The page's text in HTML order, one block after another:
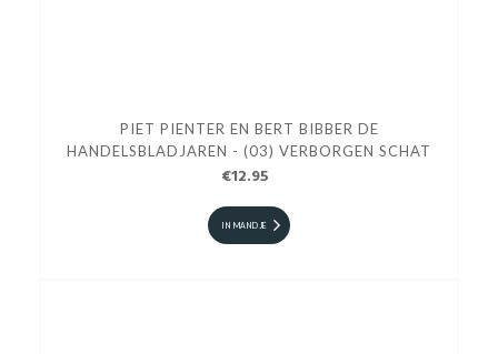
PIET PIENTER EN BERT BIBBER DE
HANDELSBLADJAREN - (03) VERBORGEN SCHAT
€12.95
IN MANDJE